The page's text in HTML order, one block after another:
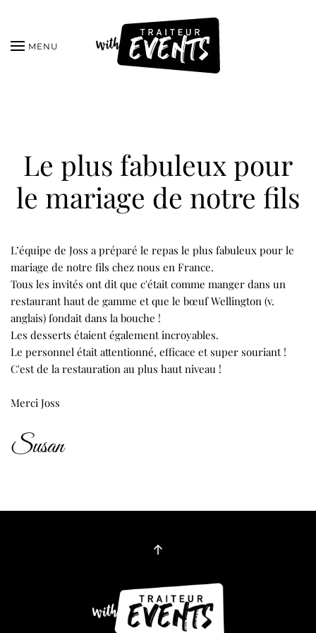
MENU
Le plus fabuleux pour
le mariage de notre fils
L’équipe de Joss a préparé le repas le plus fabuleux pour le
mariage de notre fils chez nous en France.
Tous les invités ont dit que c'était comme manger dans un
restaurant haut de gamme et que le bœuf Wellington (v.
anglais) fondait dans la bouche !
Les desserts étaient également incroyables.
Le personnel était attentionné, efficace et super souriant !
C'est de la restauration au plus haut niveau !
Merci Joss
Susan